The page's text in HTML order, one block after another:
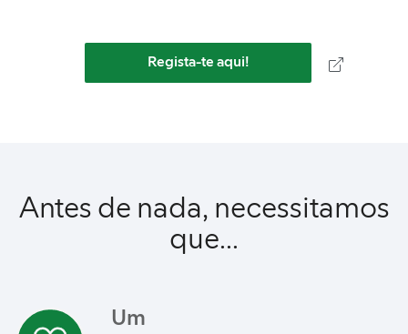
Regista-te aqui!
Antes de nada, necessitamos
que...
Um